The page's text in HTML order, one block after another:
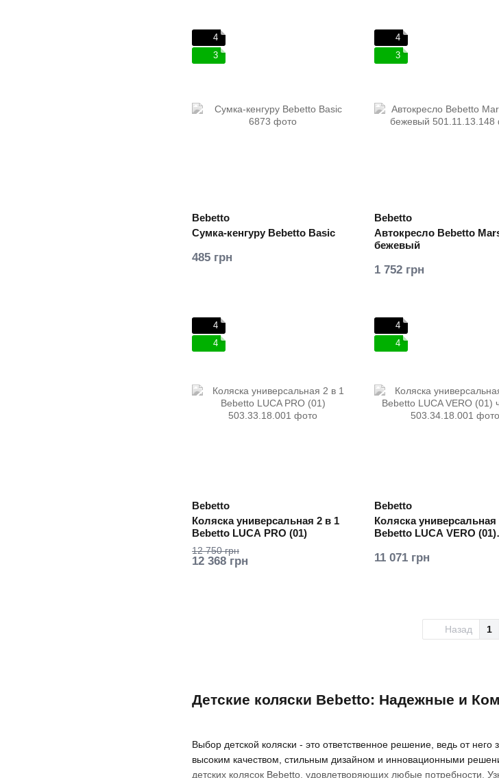
Детские коляски Bebetto: Надежные и
Выбор детской коляски - это ответственное решение, ведь от
высоким качеством, стильным дизайном и инновационными
детских колясок Bebetto, удовлетворяющих любые потребности.
4
3
Bebetto
Сумка-кенгуру Bebetto Basic
485 грн
4
3
Bebetto
Автокресло Bebetto
бежевый
1 752 грн
4
4
Bebetto
Коляска универсальная 2 в 1
Bebetto LUCA PRO (01)
12 750 грн
12 368 грн
4
4
Bebetto
Коляска универсальная
Bebetto LUCA VERO (01)
11 071 грн
Назад 1